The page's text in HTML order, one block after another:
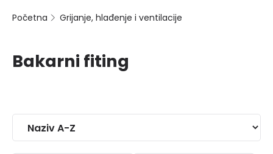
Početna Grijanje, hlađenje i ventilacije
Bakarni fiting